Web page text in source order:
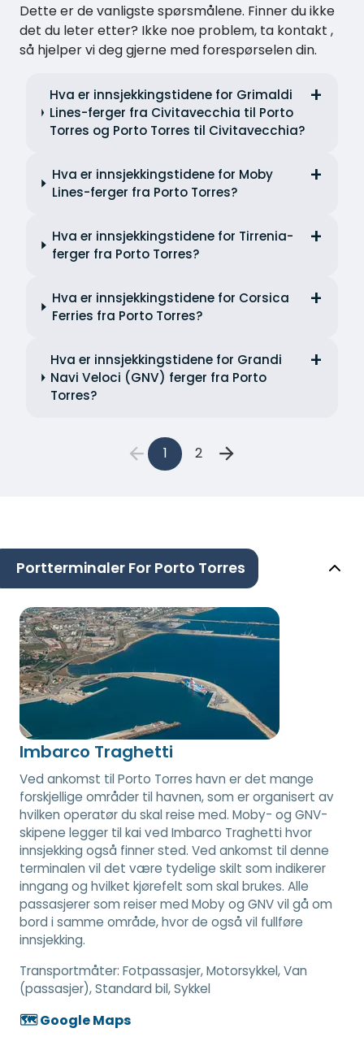
Dette er de vanligste spørsmålene. Finner du ikke
det du leter etter? Ikke noe problem, ta kontakt ,
så hjelper vi deg gjerne med forespørselen din.
Hva er innsjekkingstidene for Grimaldi
Lines-ferger fra Civitavecchia til Porto
Torres og Porto Torres til Civitavecchia?
Hva er innsjekkingstidene for Moby
Lines-ferger fra Porto Torres?
Hva er innsjekkingstidene for Tirrenia-
ferger fra Porto Torres?
Hva er innsjekkingstidene for Corsica
Ferries fra Porto Torres?
Hva er innsjekkingstidene for Grandi
Navi Veloci (GNV) ferger fra Porto
Torres?
1 2
Portterminaler For Porto Torres
Imbarco Traghetti
Ved ankomst til Porto Torres havn er det mange
forskjellige områder til havnen, som er organisert av
hvilken operatør du skal reise med. Moby- og GNV-
skipene legger til kai ved Imbarco Traghetti hvor
innsjekking også finner sted. Ved ankomst til denne
terminalen vil det være tydelige skilt som indikerer
inngang og hvilket kjørefelt som skal brukes. Alle
passasjerer som reiser med Moby og GNV vil gå om
bord i samme område, hvor de også vil fullføre
innsjekking.
Transportmåter: Fotpassasjer, Motorsykkel, Van
(passasjer), Standard bil, Sykkel
🗺️ Google Maps